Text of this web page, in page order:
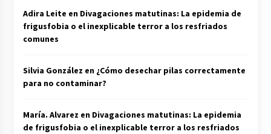
Adira Leite en Divagaciones matutinas: La epidemia de
frigusfobia o el inexplicable terror a los resfriados
comunes
Silvia González en ¿Cómo desechar pilas correctamente
para no contaminar?
María. Alvarez en Divagaciones matutinas: La epidemia
de frigusfobia o el inexplicable terror a los resfriados